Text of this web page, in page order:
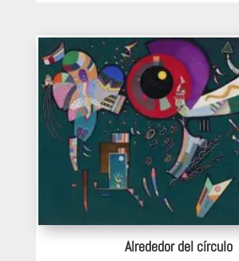
desde
330€
hasta
572€
Alrededor del círculo